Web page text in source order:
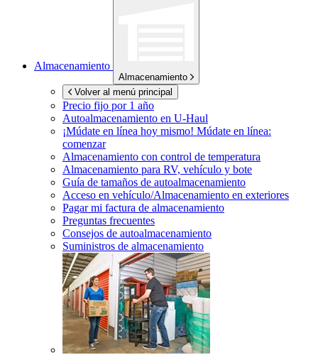
Almacenamiento
Almacenamiento
Volver al menú principal
Precio fijo por 1 año
Autoalmacenamiento en U-Haul
¡Múdate en línea hoy mismo! Múdate en línea:
comenzar
Almacenamiento con control de temperatura
Almacenamiento para RV, vehículo y bote
Guía de tamaños de autoalmacenamiento
Acceso en vehículo/Almacenamiento en exteriores
Pagar mi factura de almacenamiento
Preguntas frecuentes
Consejos de autoalmacenamiento
Suministros de almacenamiento